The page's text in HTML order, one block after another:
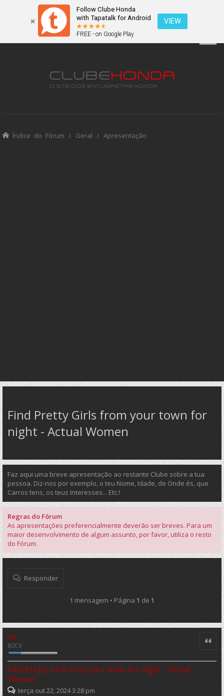
Follow Clube Honda
with Tapatalk for Android
FREE - on Google Play
VIEW
Índice do Fórum Geral Apresentação
Find Pretty Girls from your town for
night - Actual Women
Faz aqui uma breve apresentação ao restante Clube sobre a tua
pessoa. Diz-nos por exemplo, o teu Nome, Idade, de Onde és, que
Carros tens, os teus Interesses... Etc.!
Regras do Fórum
As apresentações preferencialmente deverão ser breves. Para um
maior desenvolvimento de algum assunto, por favor, utiliza o resto
do Fórum.
Responder
1 mensagem • Página 1 de 1
Kitt
80CV
Find Pretty Girls from your town for night - Actual
Women
Citar
terça out 22, 2024 3:28 pm